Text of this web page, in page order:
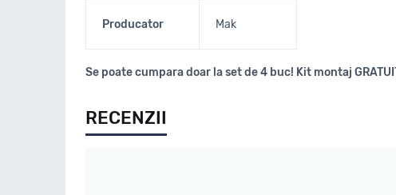
Producator Mak
Se poate cumpara doar la set de 4 buc! Kit montaj
RECENZII